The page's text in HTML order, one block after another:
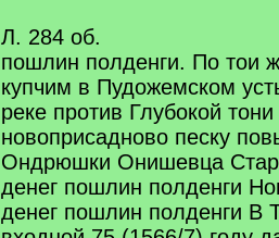
Л. 284 об.
пошлин полденги. По тои
купчим в Пудожемском
реке против Глубокой
новоприсадново песку
Ондрюшки Онишевца
денег пошлин полденги
денег пошлин полденги В